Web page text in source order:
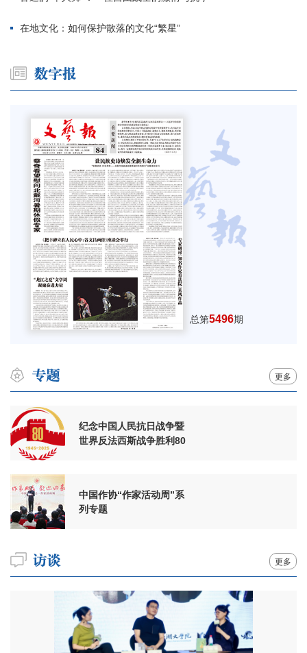
在地文化：如何保护散落的文化“繁星”
总第5496期
更多
纪念中国人民抗日战争暨
世界反法西斯战争胜利80
中国作协“作家活动周”系
列专题
更多